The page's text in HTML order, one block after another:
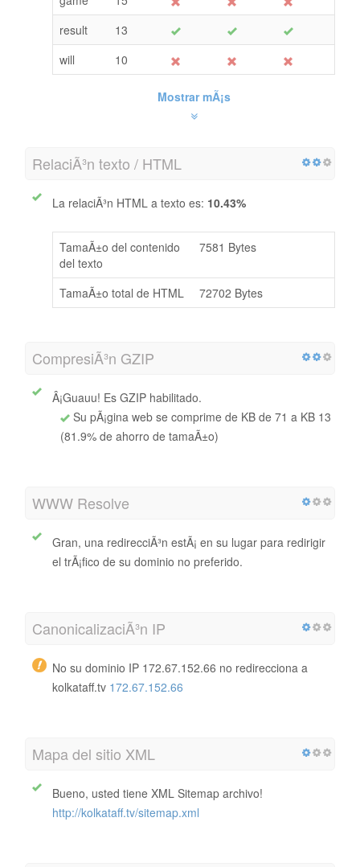
result
13
will
10
Mostrar mÃ¡s
RelaciÃ³n texto / HTML
La relaciÃ³n HTML a texto es: 10.43%
TamaÃ±o del contenido
del texto
7581 Bytes
TamaÃ±o total de HTML 72702 Bytes
CompresiÃ³n GZIP
Â¡Guauu! Es GZIP habilitado.
Su pÃ¡gina web se comprime de KB de 71 a KB 13
(81.9% de ahorro de tamaÃ±o)
WWW Resolve
Gran, una redirecciÃ³n estÃ¡ en su lugar para redirigir
el trÃ¡fico de su dominio no preferido.
CanonicalizaciÃ³n IP
No su dominio IP 172.67.152.66 no redirecciona a
kolkataff.tv 172.67.152.66
Mapa del sitio XML
Bueno, usted tiene XML Sitemap archivo!
http://kolkataff.tv/sitemap.xml